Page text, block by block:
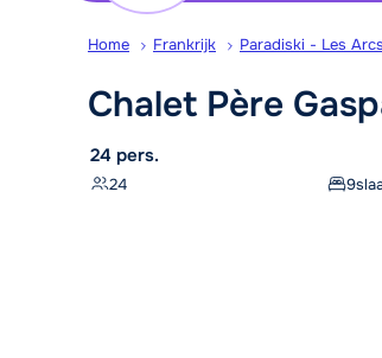
Home Frankrijk Paradiski - Les Arcs
Chalet Père
24 pers.
24 9